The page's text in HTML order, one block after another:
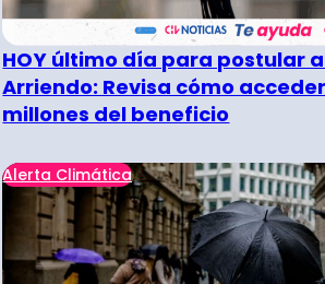
HOY último día para postular
Arriendo: Revisa cómo
millones del beneficio
Alerta Climática